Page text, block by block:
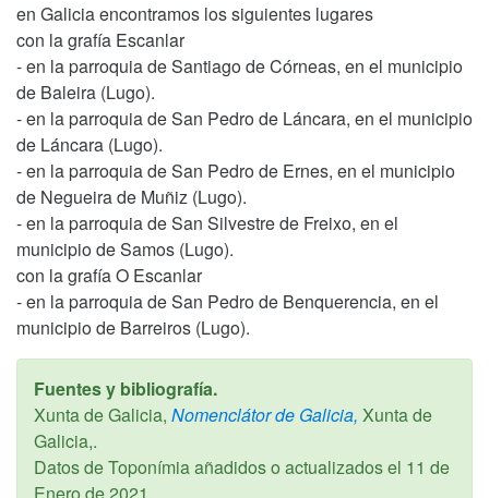
en Galicia encontramos los siguientes lugares
con la grafía Escanlar
- en la parroquia de Santiago de Córneas, en el municipio
de Baleira (Lugo).
- en la parroquia de San Pedro de Láncara, en el municipio
de Láncara (Lugo).
- en la parroquia de San Pedro de Ernes, en el municipio
de Negueira de Muñiz (Lugo).
- en la parroquia de San Silvestre de Freixo, en el
municipio de Samos (Lugo).
con la grafía O Escanlar
- en la parroquia de San Pedro de Benquerencia, en el
municipio de Barreiros (Lugo).
Fuentes y bibliografía.
Xunta de Galicia, Nomenclátor de Galicia, Xunta de
Galicia,.
Datos de Toponímia añadidos o actualizados el 11 de